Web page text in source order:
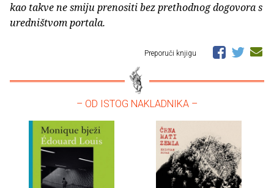
kao takve ne smiju prenositi bez prethodnog dogovora s
uredništvom portala.
Preporuči knjigu
– OD ISTOG NAKLADNIKA –